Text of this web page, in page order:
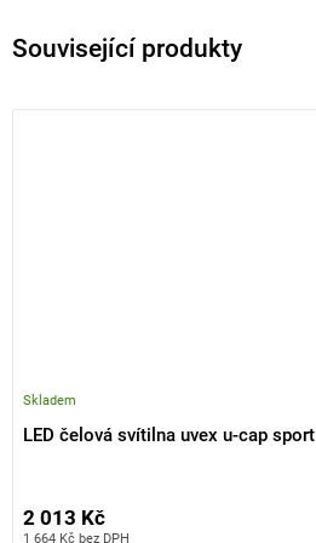
Související produkty
LED čelová svítilna uvex u-cap sport
Skladem
1 664 Kč bez DPH
2 013 Kč